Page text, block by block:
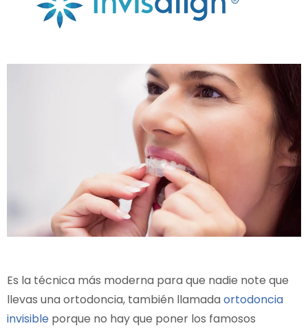
Es la técnica más moderna para que nadie note que
llevas una ortodoncia, también llamada ortodoncia
invisible porque no hay que poner los famosos